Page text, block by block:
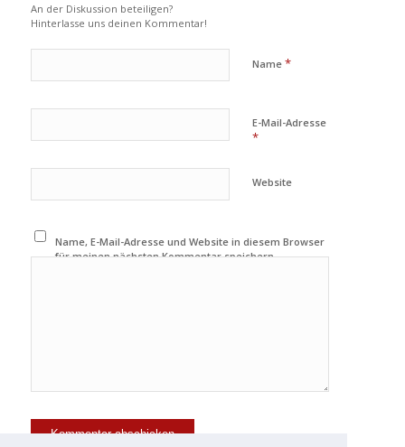
An der Diskussion beteiligen?
Hinterlasse uns deinen Kommentar!
Name *
E-Mail-Adresse
*
Website
Name, E-Mail-Adresse und Website in diesem Browser
für meinen nächsten Kommentar speichern.